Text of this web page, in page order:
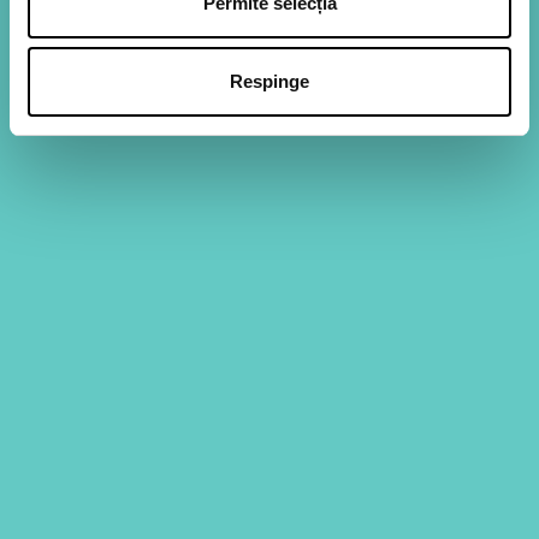
Respinge
Fără pierderi
calamar si invelite intr-o crusta crocanta. Sunt gustoase si